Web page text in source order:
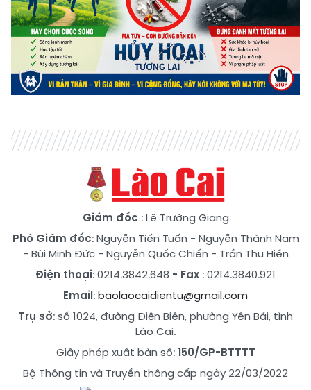
Giám đốc : Lê Trường Giang
Phó Giám đốc:Nguyễn Tiến Tuấn - Nguyễn Thành Nam
- Bùi Minh Đức- Nguyễn Quốc Chiến - Trần Thu Hiền
Điện thoại: 0214.3842.648 - Fax : 0214.3840.921
Email:baolaocaidientu@gmail.com
Trụ sở: số 1024, đường Điện Biên, phường Yên Bái, tỉnh
Lào Cai.
Giấy phép xuất bản số:150/GP-BTTTT
Bộ Thông tin và Truyền thông cấp ngày 22/03/2022